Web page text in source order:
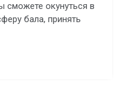
сможете окунуться в
бала, принять